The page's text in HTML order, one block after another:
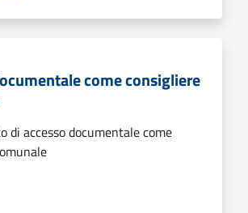
come consigliere
di accesso documentale come